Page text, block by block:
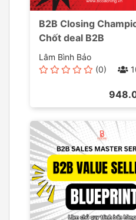
B2B Closing
Chốt deal B2B
Lâm Bình Bảo
(0)